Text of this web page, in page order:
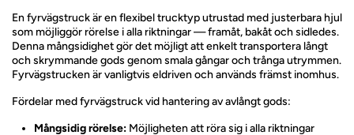
En fyrvägstruck är en flexibel trucktyp utrustad med justerbara hjul
som möjliggör rörelse i alla riktningar — framåt, bakåt och sidledes.
Denna mångsidighet gör det möjligt att enkelt transportera långt
och skrymmande gods genom smala gångar och trånga utrymmen.
Fyrvägstrucken är vanligtvis eldriven och används främst inomhus.
Fördelar med fyrvägstruck vid hantering av avlångt gods:
Mångsidig rörelse: Möjligheten att röra sig i alla riktningar